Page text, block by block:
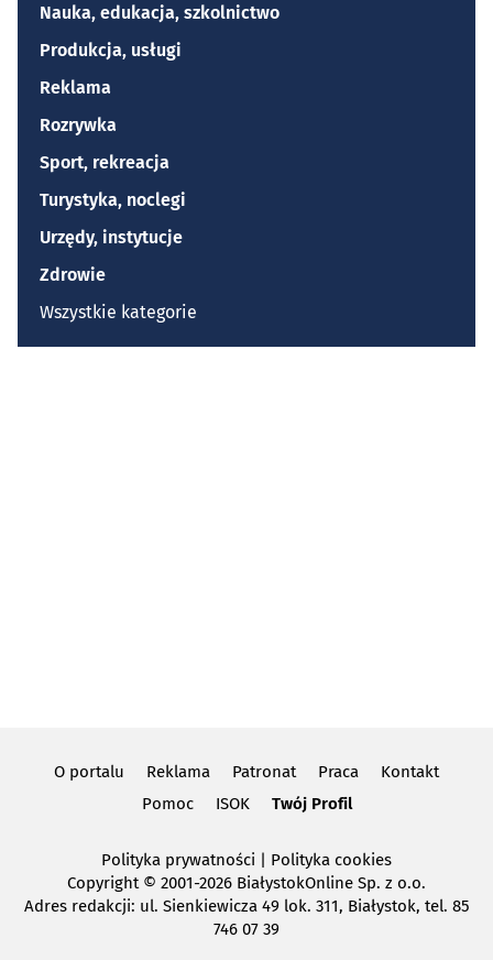
Nauka, edukacja, szkolnictwo
Produkcja, usługi
Reklama
Rozrywka
Sport, rekreacja
Turystyka, noclegi
Urzędy, instytucje
Zdrowie
Wszystkie kategorie
O portalu Reklama Patronat Praca
Kontakt
Pomoc
ISOK Twój Profil
Polityka prywatności | Polityka cookies
Copyright © 2001-2026 BiałystokOnline Sp. z o.o.
Adres redakcji: ul. Sienkiewicza 49 lok. 311, Białystok, tel. 85
746 07 39